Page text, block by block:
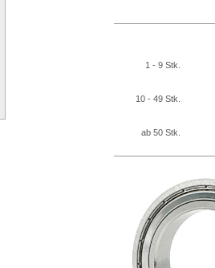
1 - 9 Stk.
10 - 49 Stk.
ab 50 Stk.